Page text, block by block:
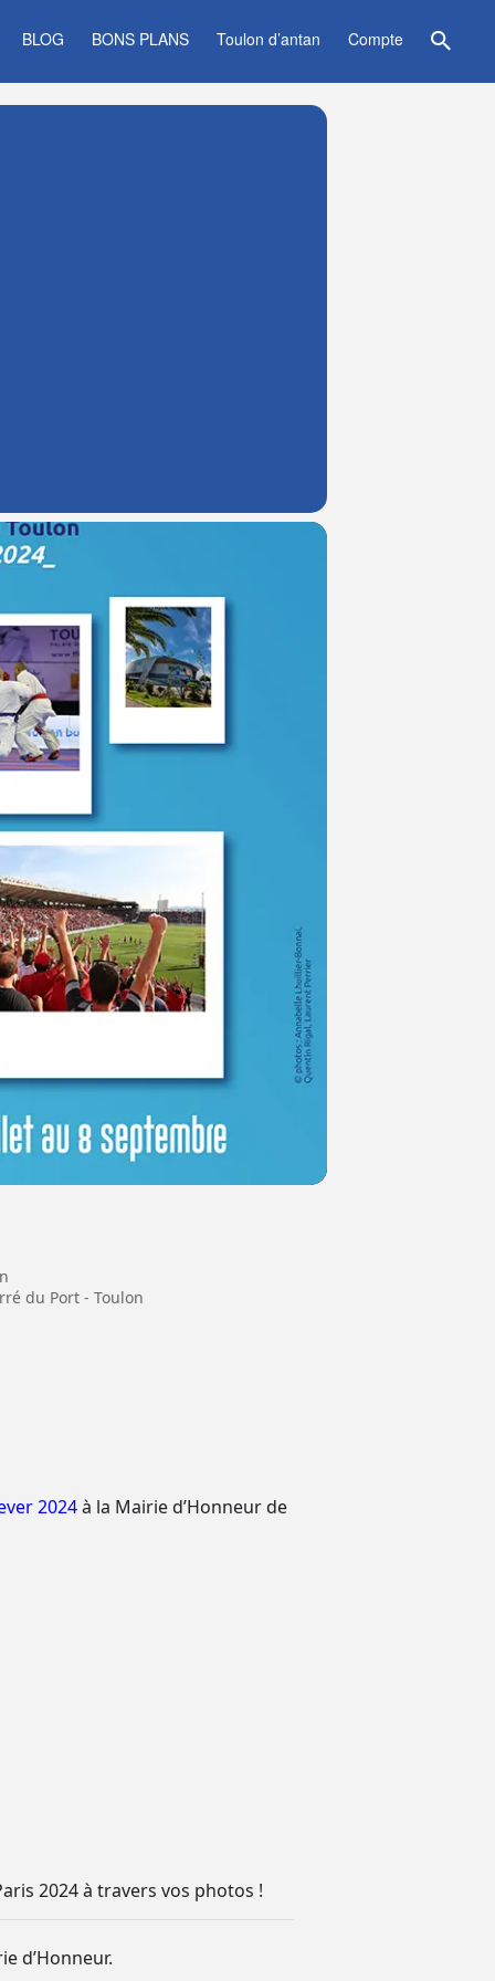
BLOG BONS PLANS Toulon d’antan Compte
du Port - Toulon
2024à la Mairie d’Honneur de
2024 à travers vos photos !
d’Honneur.